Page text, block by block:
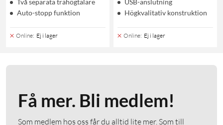
Två separata trähögtalare
Auto-stopp funktion
Online: Ej i lager
USB-anslutning
Högkvalitativ konstruktion
Online: Ej i lager
Få mer. Bli medlem!
Som medlem hos oss får du alltid lite mer. Som till